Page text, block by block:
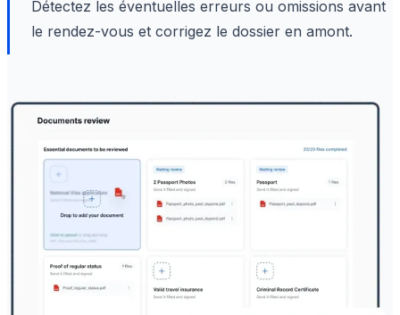
Détectez les éventuelles erreurs ou omissions avant
le rendez-vous et corrigez le dossier en amont.